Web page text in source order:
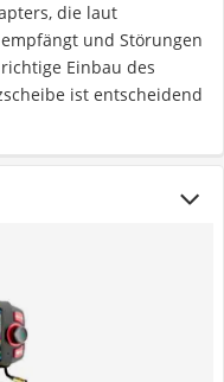
die laut
und Störungen
Einbau des
ist entscheidend